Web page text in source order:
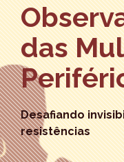
das
Desafiando
resistências